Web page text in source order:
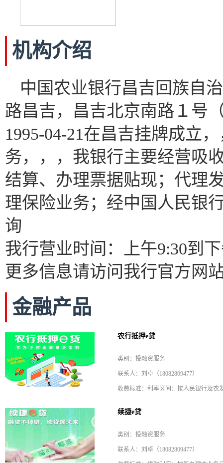
机构介绍
中国农业银行昌吉回族自
路昌吉，昌吉北京南路１号
1995-04-21在昌吉挂牌成立
务，，，我银行主要经营吸
结算、办理票据贴现；代理
理保险业务；经中国人民银
询
我行营业时间：上午9:30到
更多信息请访问我行官方网
金融产品
农行抵押e贷
类别：投融资服务
联系人：刘卓（18082809477）
续捷e贷
类别：投融资服务
联系人：刘卓（18082809477）